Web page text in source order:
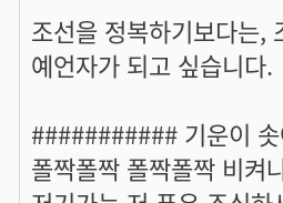
조선을 정복하기보다는,
예언자가 되고 싶습니
########### 기운이
폴짝폴짝 폴짝폴짝 비켜